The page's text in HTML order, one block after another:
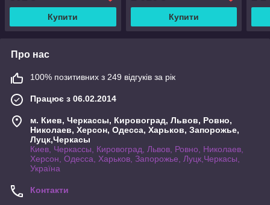
Купити Купити
Про нас
100% позитивних з 249 відгуків за рік
Працює з 06.02.2014
м. Киев, Черкассы, Кировоград, Львов, Ровно,
Николаев, Херсон, Одесса, Харьков, Запорожье,
Луцк,Черкасы
Киев, Черкассы, Кировоград, Львов, Ровно, Николаев,
Херсон, Одесса, Харьков, Запорожье, Луцк,Черкасы,
Україна
Контакти